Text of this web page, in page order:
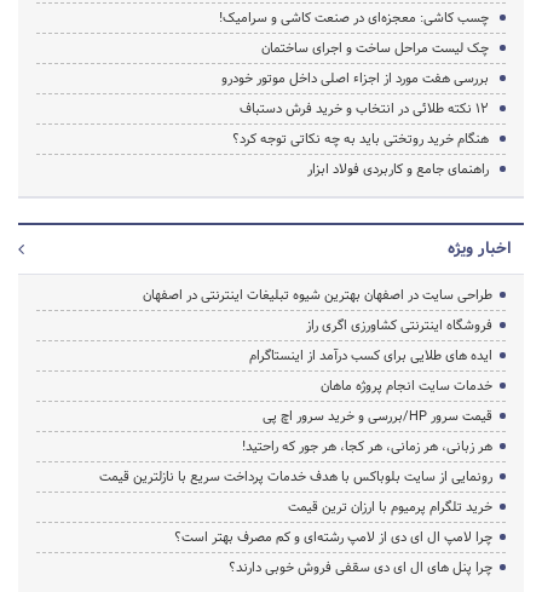
چسب کاشی: معجزه‌ای در صنعت کاشی و سرامیک!
چک لیست مراحل ساخت و اجرای ساختمان
بررسی هفت مورد از اجزاء اصلی داخل موتور خودرو
12 نکته طلائی در انتخاب و خرید فرش دستباف
هنگام خرید روتختی باید به چه نکاتی توجه کرد؟
راهنمای جامع و کاربردی فولاد ابزار
اخبار ویژه
طراحی سایت در اصفهان بهترین شیوه تبلیغات اینترنتی در اصفهان
فروشگاه اینترنتی کشاورزی اگری راز
ایده های طلایی برای کسب درآمد از اینستاگرام
خدمات سایت انجام پروژه ماهان
قیمت سرور HP/بررسی و خرید سرور اچ پی
هر زبانی، هر زمانی، هر کجا، هر جور که راحتید!
رونمایی از سایت بلوباکس با هدف خدمات پرداخت سریع با نازلترین قیمت
خرید تلگرام پرمیوم با ارزان ترین قیمت
چرا لامپ ال ای دی از لامپ رشته‌ای و کم مصرف بهتر است؟
چرا پنل های ال ای دی سقفی فروش خوبی دارند؟